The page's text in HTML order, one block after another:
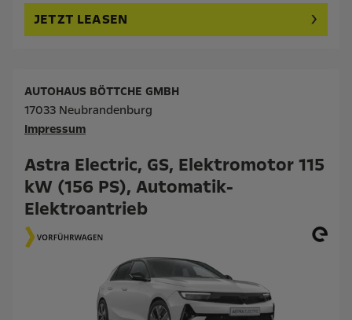
JETZT LEASEN
Astra Electric, GS, Elektromotor 115
kW (156 PS), Automatik-
Elektroantrieb
AUTOHAUS BÖTTCHE GMBH
17033 Neubrandenburg
Impressum